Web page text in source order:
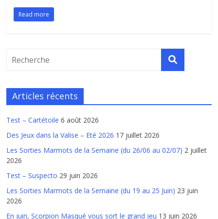
Read more
Articles récents
Test – Cartétoile 6 août 2026
Des Jeux dans la Valise – Eté 2026 17 juillet 2026
Les Sorties Marmots de la Semaine (du 26/06 au 02/07) 2 juillet
2026
Test – Suspecto 29 juin 2026
Les Sorties Marmots de la Semaine (du 19 au 25 Juin) 23 juin
2026
En juin, Scorpion Masqué vous sort le grand jeu 13 juin 2026